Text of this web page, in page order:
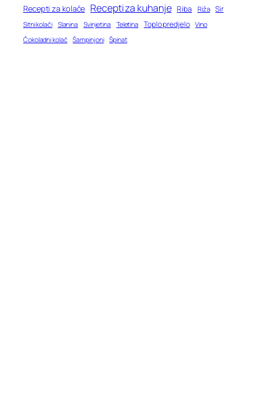
Recepti za kolače Recepti za kuhanje Riba Riža Sir
Sitni kolači Slanina Svinjetina Teletina Toplo predjelo Vino
Čokoladni kolač Šampinjoni Špinat